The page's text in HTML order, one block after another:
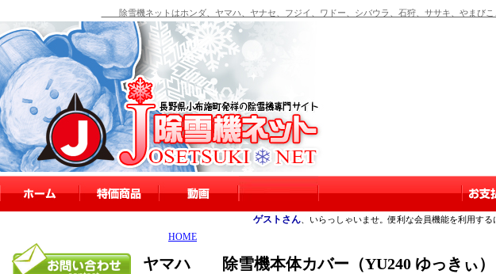
除雪機ネットはホンダ、ヤマハ、ヤナセ、フジイ、ワドー、シバウラ、石狩、ササキ、やまびこ
ゲストさん 、いらっしゃいませ。便利な会員機能を利用する
HOME
ヤマハ 除雪機本体カバー（YU240 ゆっきぃ）